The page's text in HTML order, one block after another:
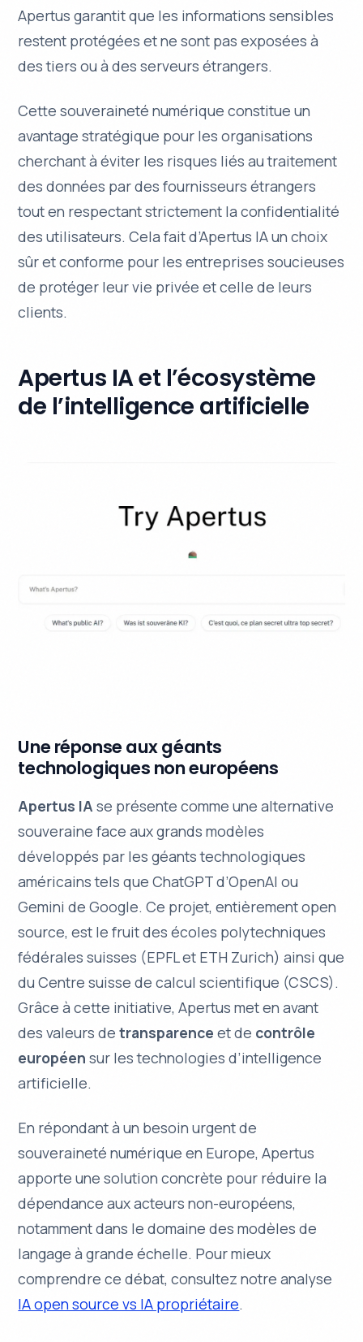
Apertus garantit que les informations sensibles
restent protégées et ne sont pas exposées à
des tiers ou à des serveurs étrangers.
Cettesouveraineté numérique constitue un
avantage stratégique pour les organisations
cherchant à éviter les risques liés au traitement
des données par des fournisseurs étrangers
tout en respectant strictement la confidentialité
des utilisateurs. Cela fait d’Apertus IA un choix
sûr et conforme pour les entreprises soucieuses
de protéger leur vie privée et celle de leurs
clients.
Apertus IA et l’écosystème
de l’intelligence artificielle
Une réponse aux géants
technologiques non européens
Apertus IA se présente comme unealternative
souveraine face aux grands modèles
développés par les géants technologiques
américains tels que ChatGPT d’OpenAI ou
Gemini de Google. Ce projet, entièrement open
source, est le fruit des écoles polytechniques
fédérales suisses (EPFL et ETH Zurich) ainsi que
du Centre suisse de calcul scientifique (CSCS).
Grâce à cette initiative, Apertus met en avant
des valeurs detransparence et de contrôle
européen sur les technologies d’intelligence
artificielle.
En répondant à un besoin urgent de
souveraineté numérique en Europe, Apertus
apporte une solution concrète pour réduire la
dépendance aux acteurs non-européens,
notamment dans le domaine des modèles de
langage à grande échelle. Pour mieux
comprendre ce débat, consultez notre analyse
IA open source vs IA propriétaire.